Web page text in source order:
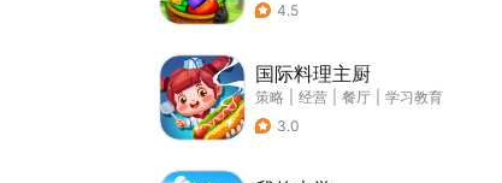
4.5
国际料理主厨
策略 经营 餐厅
学习教育
3.0